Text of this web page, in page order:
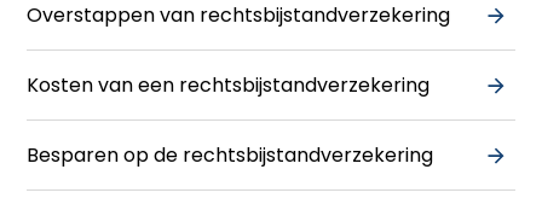
Overstappen van rechtsbijstandverzekering
Kosten van een rechtsbijstandverzekering
Besparen op de rechtsbijstandverzekering